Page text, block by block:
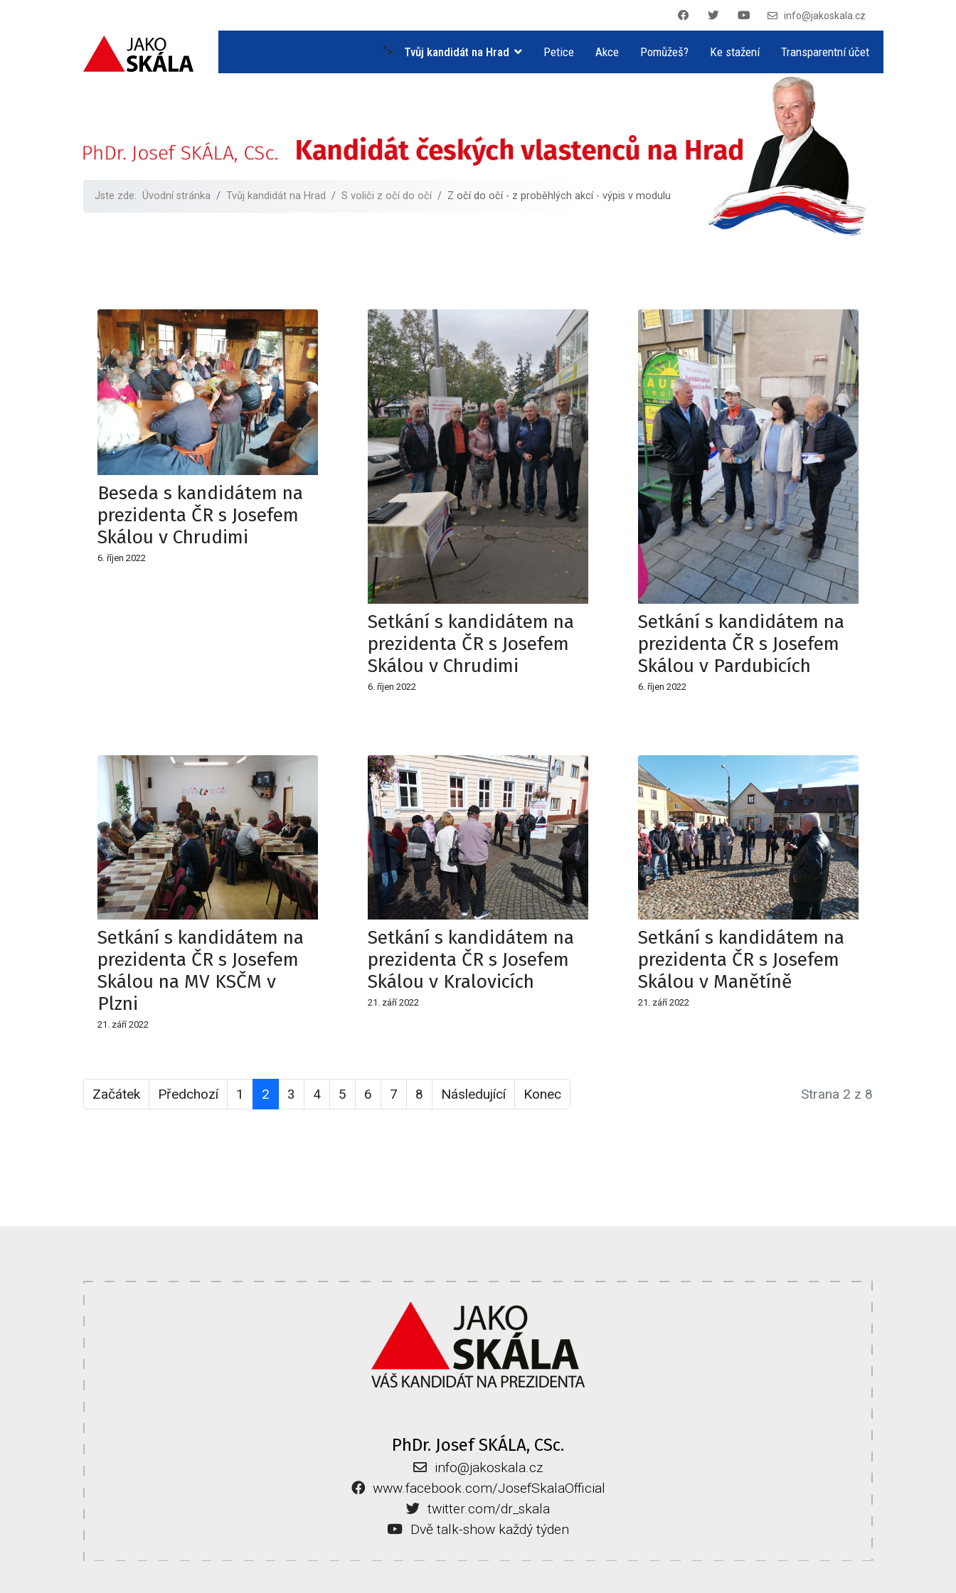
info@jakoskala.cz
"> Tvůj kandidát na Hrad Petice Akce Pomůžeš? Ke stažení Transparentní účet
Jste zde: Úvodní stránka Tvůj kandidát na Hrad S voliči z očí do očí Z očí do očí - z proběhlých akcí - výpis v modulu
Beseda s kandidátem na
prezidenta ČR s Josefem
Skálou v Chrudimi
6. říjen 2022
Setkání s kandidátem na
prezidenta ČR s Josefem
Skálou v Chrudimi
6. říjen 2022
Setkání s kandidátem na
prezidenta ČR s Josefem
Skálou v Pardubicích
6. říjen 2022
Setkání s kandidátem na
prezidenta ČR s Josefem
Skálou na MV KSČM v
Plzni
21. září 2022
Setkání s kandidátem na
prezidenta ČR s Josefem
Skálou v Kralovicích
21. září 2022
Setkání s kandidátem na
prezidenta ČR s Josefem
Skálou v Manětíně
21. září 2022
Začátek Předchozí 1 2 3 4 5 6 7 8 Následující Konec Strana 2 z 8
PhDr. Josef SKÁLA, CSc.
info@jakoskala.cz
www.facebook.com/JosefSkalaOfficial
twitter.com/dr_skala
Dvě talk-show každý týden